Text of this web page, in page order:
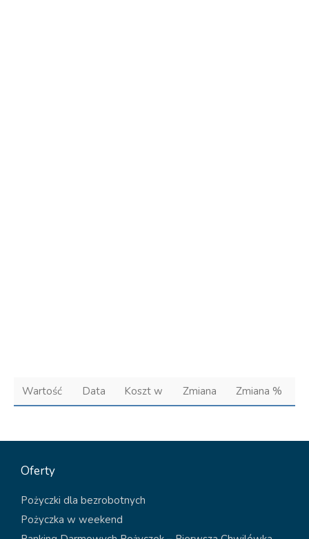
Wartość Data Koszt w Zmiana Zmiana %
Oferty
Pożyczki dla bezrobotnych
Pożyczka w weekend